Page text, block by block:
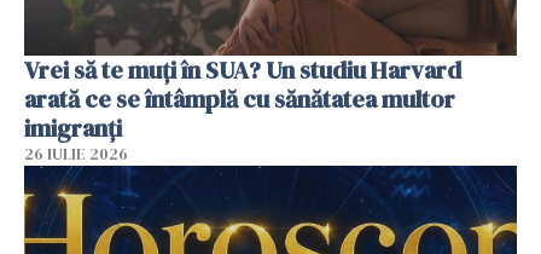
Vrei să te muți în SUA? Un studiu Harvard
arată ce se întâmplă cu sănătatea multor
imigranți
26 IULIE 2026